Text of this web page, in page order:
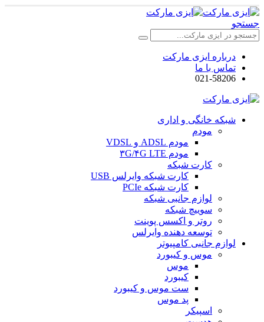
جستجو
درباره ایزی مارکت
تماس با ما
021-58206
شبکه خانگی و اداری
مودم
مودم ADSL و VDSL
مودم ۳G/۴G LTE
کارت شبکه
کارت شبکه وایرلس USB
کارت شبکه PCIe
لوازم جانبی شبکه
سوییچ شبکه
روتر و اکسس پوینت
توسعه دهنده وایرلس
لوازم جانبی کامپیوتر
موس و کیبورد
موس
کیبورد
ست موس و کیبورد
پد موس
اسپیکر